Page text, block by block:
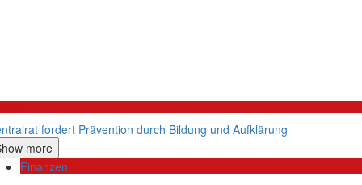
fordert Prävention durch Bildung und Aufklärung
more
Finanzen